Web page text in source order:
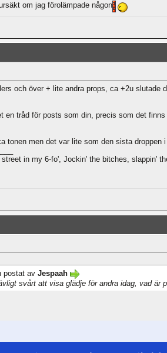
om jag förolämpade någon
och över + lite andra props, ca +2u
en tråd för posts som din, precis som det
tonen men det var lite som den sista droppen
in my 6-fo', Jockin' the bitches, slappin'
postat av Jespaah
svårt att visa glädje för andra idag, vad är